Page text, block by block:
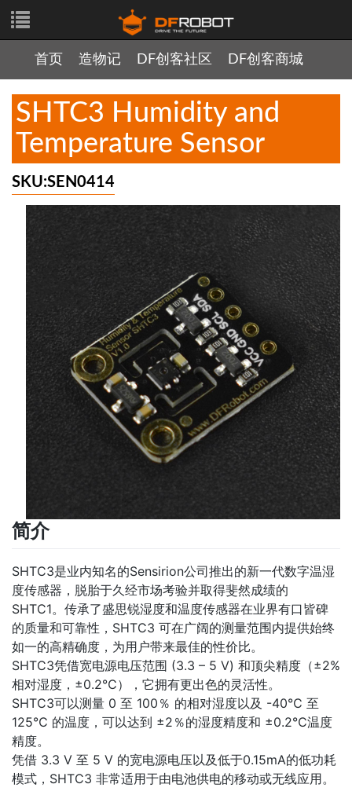
首页 造物记 DF创客社区 DF创客商城
SHTC3 Humidity and
Temperature Sensor
SKU:SEN0414
简介
SHTC3是业内知名的Sensirion公司推出的新一代数字温湿
度传感器，脱胎于久经市场考验并取得斐然成绩的
SHTC1。传承了盛思锐湿度和温度传感器在业界有口皆碑
的质量和可靠性，SHTC3 可在广阔的测量范围内提供始终
如一的高精确度，为用户带来最佳的性价比。
SHTC3凭借宽电源电压范围 (3.3 – 5 V) 和顶尖精度（±2%
相对湿度，±0.2℃），它拥有更出色的灵活性。
SHTC3可以测量 0 至 100％ 的相对湿度以及 -40℃ 至
125℃ 的温度，可以达到 ±2％的湿度精度和 ±0.2℃温度
精度。
凭借 3.3 V 至 5 V 的宽电源电压以及低于0.15mA的低功耗
模式，SHTC3 非常适用于由电池供电的移动或无线应用。